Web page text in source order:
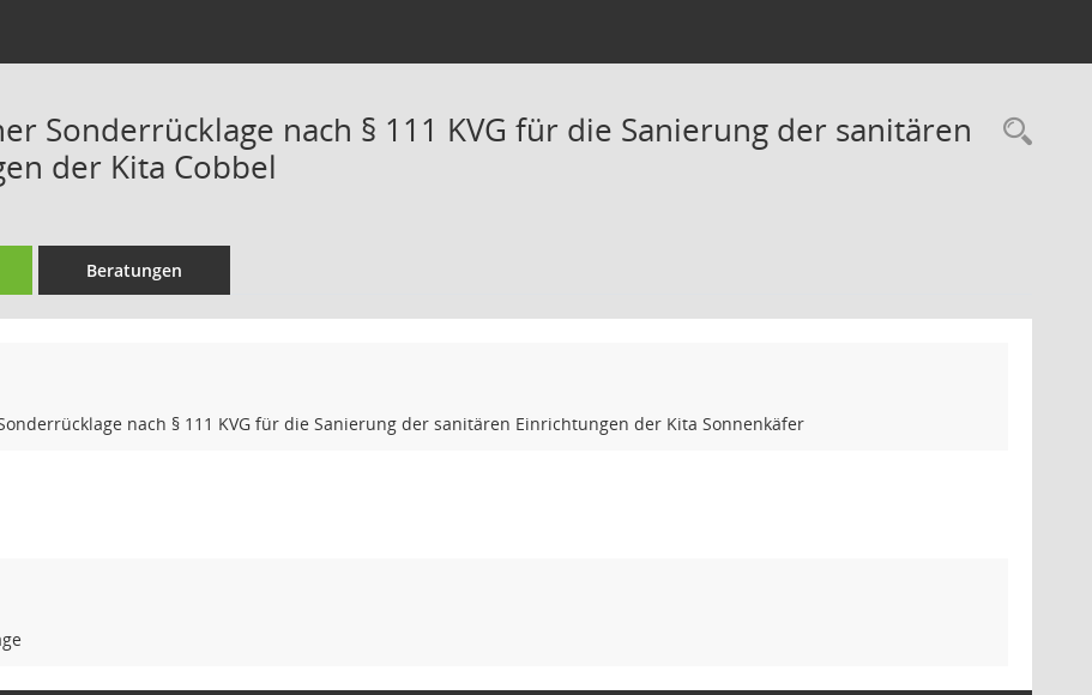
Sonderrücklage nach § 111 KVG für die Sanierung der sanitären
der Kita Cobbel
Beratungen
nach § 111 KVG für die Sanierung der sanitären Einrichtungen der Kita Sonnenkäfer